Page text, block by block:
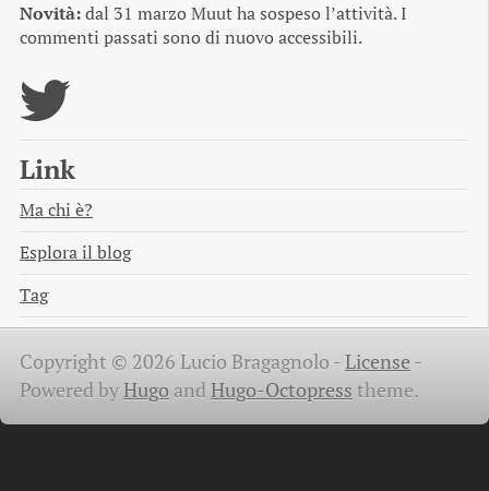
Novità:dal 31 marzo Muut ha sospeso l’attività. I
commenti passati sono di nuovo accessibili.
Link
Ma chi è?
Esplora il blog
Tag
Copyright © 2026 Lucio Bragagnolo -License -
Powered byHugo and Hugo-Octopress theme.